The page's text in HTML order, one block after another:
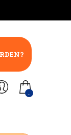
..